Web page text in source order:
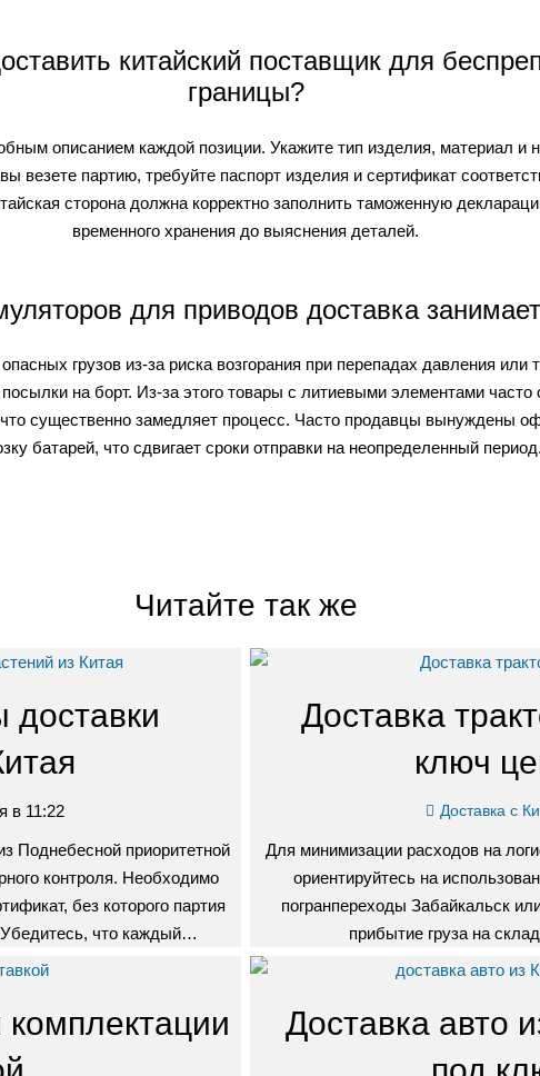
китайский поставщик для
границы?
описанием каждой позиции. Укажите тип изделия, материал и
везете партию, требуйте паспорт изделия и сертификат
сторона должна корректно заполнить таможенную
временного хранения до выяснения деталей.
для приводов доставка
грузов из-за риска возгорания при перепадах давления
на борт. Из-за этого товары с литиевыми элементами
существенно замедляет процесс. Часто продавцы вынуждены
батарей, что сдвигает сроки отправки на неопределенный период.
Читайте так же
доставки
в 11:22
Поднебесной приоритетной
контроля. Необходимо
без которого партия
что каждый…
Доставка
ключ
Доставка с
Для минимизации расходов на
ориентируйтесь на
погранпереходы Забайкальск
прибытие груза на
Доставка авто